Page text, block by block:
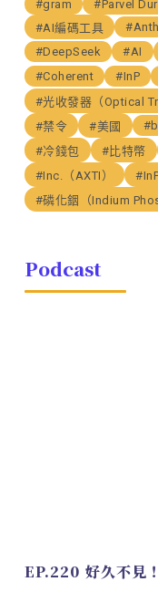
#gram #Parvel
#AI編碼工具
#DeepSeek
#AI
#Coherent
#InP
#光收發器（Optical
#禁令
#美國
#冷錢包
#比特幣
#Inc.（AXTI）
#InP
#磷化銦（Indium
Podcast